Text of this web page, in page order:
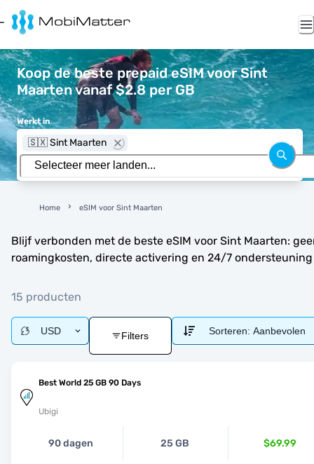
Koop de beste prepaid eSIM voor Sint
Maarten vanaf $2.8 per GB
Werkt in
🇸🇽 Sint Maarten
Home eSIM voor Sint Maarten
Blijf verbonden met de beste eSIM voor Sint Maarten:
roamingkosten, directe activering en 24/7 ondersteuning
15 producten
USD Filters Sorteren: Aanbevolen
Best World 25 GB 90 Days
Ubigi
90 dagen 25 GB $69.99